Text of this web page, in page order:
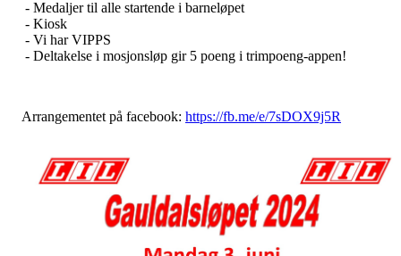
- Medaljer til alle startende i barneløpet
- Kiosk
- Vi har VIPPS
- Deltakelse i mosjonsløp gir 5 poeng i trimpoeng-appen!
Arrangementet på facebook: https://fb.me/e/7sDOX9j5R